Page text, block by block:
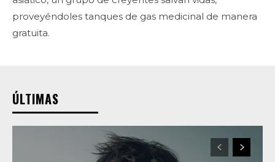
proveyéndoles tanques de gas medicinal de manera
gratuita.
ÚLTIMAS